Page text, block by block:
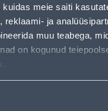
meie saiti
reklaami- ja
muu teabega,
on kogunud